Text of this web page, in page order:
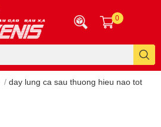
0
/ day lung ca sau thuong hieu nao tot